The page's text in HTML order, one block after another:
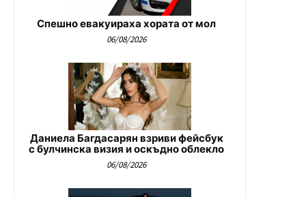
Спешно евакуираха хората от мол
06/08/2026
Даниела Багдасарян взриви фейсбук
с булчинска визия и оскъдно облекло
06/08/2026